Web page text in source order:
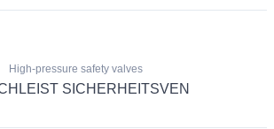
High-pressure safety valves
SICHERHEITSVEN